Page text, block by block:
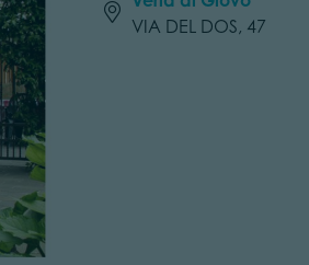
VIA DEL DOS, 47